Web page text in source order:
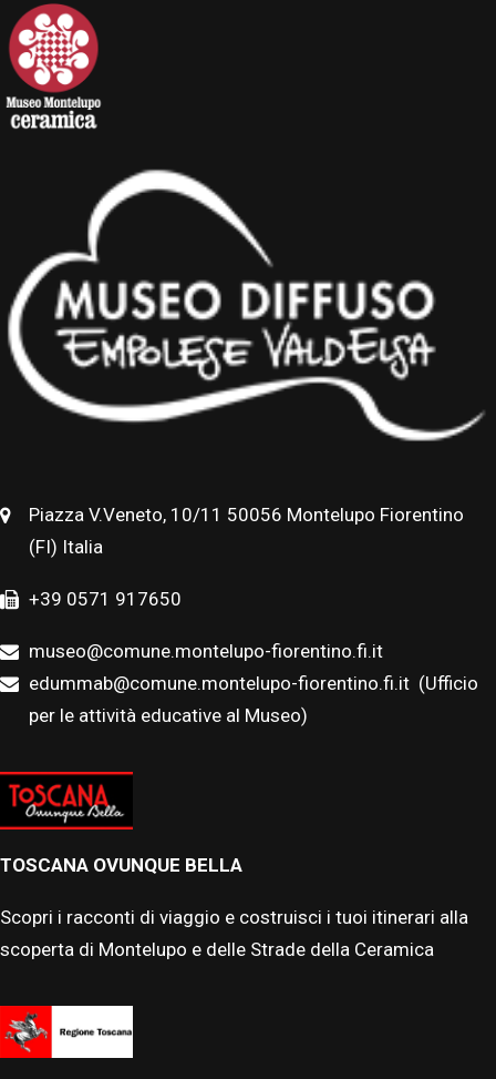
Piazza V.Veneto, 10/11 50056 Montelupo Fiorentino
(FI) Italia
+39 0571 917650
museo@comune.montelupo-fiorentino.fi.it
edummab@comune.montelupo-fiorentino.fi.it (Ufficio
per le attività educative al Museo)
TOSCANA OVUNQUE BELLA
Scopri i racconti di viaggio e costruisci i tuoi itinerari alla
scoperta di Montelupo e delle Strade della Ceramica